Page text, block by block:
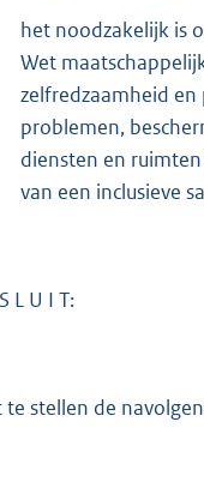
het noodzakelijk is
Wet
zelfredzaamheid
problemen,
diensten en
van een inclusieve
L U I T:
te stellen de